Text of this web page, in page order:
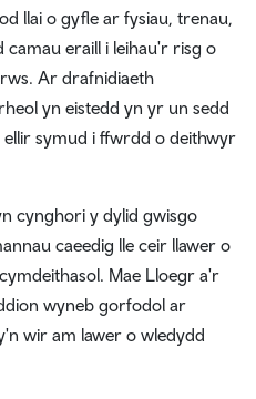
llai o gyfle ar fysiau, trenau,
eraill i leihau'r risg o
Ar drafnidiaeth
yn eistedd yn yr un sedd
symud i ffwrdd o deithwyr
cynghori y dylid gwisgo
caeedig lle ceir llawer o
Mae Lloegr a'r
wyneb gorfodol ar
wir am lawer o wledydd